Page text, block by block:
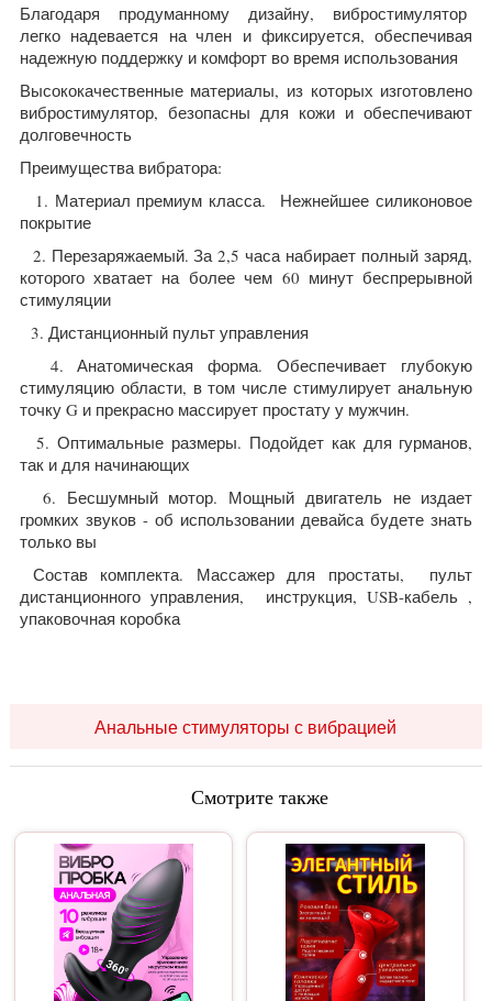
Благодаря продуманному дизайну, вибростимулятор
легко надевается на член и фиксируется, обеспечивая
надежную поддержку и комфорт во время использования
Высококачественные материалы, из которых изготовлено
вибростимулятор, безопасны для кожи и обеспечивают
долговечность
Преимущества вибратора:
1. Материал премиум класса. Нежнейшее силиконовое
покрытие
2. Перезаряжаемый. За 2,5 часа набирает полный заряд,
которого хватает на более чем 60 минут беспрерывной
стимуляции
3. Дистанционный пульт управления
4. Анатомическая форма. Обеспечивает глубокую
стимуляцию области, в том числе стимулирует анальную
точку G и прекрасно массирует простату у мужчин.
5. Оптимальные размеры. Подойдет как для гурманов,
так и для начинающих
6. Бесшумный мотор. Мощный двигатель не издает
громких звуков - об использовании девайса будете знать
только вы
Состав комплекта. Массажер для простаты, пульт
дистанционного управления, инструкция, USB-кабель ,
упаковочная коробка
Анальные стимуляторы с вибрацией
Смотрите также